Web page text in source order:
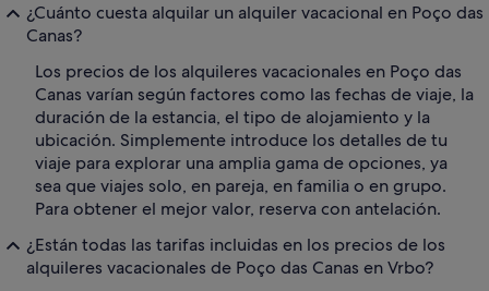
¿Cuánto cuesta alquilar un alquiler vacacional en Poço das
Canas?
Los precios de los alquileres vacacionales en Poço das
Canas varían según factores como las fechas de viaje, la
duración de la estancia, el tipo de alojamiento y la
ubicación. Simplemente introduce los detalles de tu
viaje para explorar una amplia gama de opciones, ya
sea que viajes solo, en pareja, en familia o en grupo.
Para obtener el mejor valor, reserva con antelación.
¿Están todas las tarifas incluidas en los precios de los
alquileres vacacionales de Poço das Canas en Vrbo?